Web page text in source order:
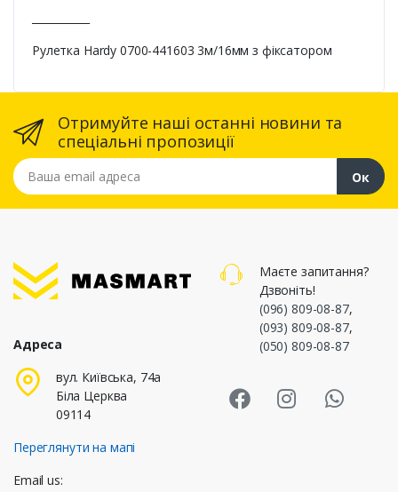
Рулетка Hardy 0700-441603 3м/16мм з фіксатором
Отримуйте наші останні новини та
спеціальні пропозиції
Ваша email адреса
Ок
Адреса
вул. Київська, 74а
Біла Церква
09114
Переглянути на мапі
Email us:
Маєте запитання?
Дзвоніть!
(096) 809-08-87,
(093) 809-08-87,
(050) 809-08-87